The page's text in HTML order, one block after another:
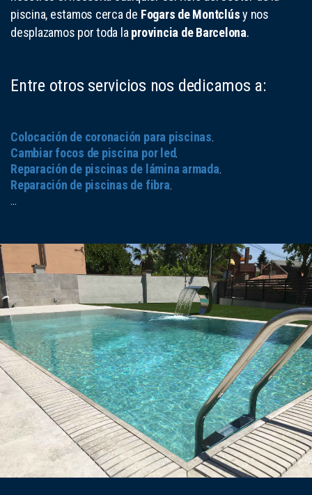
piscina, estamos cerca de Fogars de Montclúsy nos
desplazamos por toda la provincia de Barcelona.
Entre otros servicios nos dedicamos a:
Colocación de coronación para piscinas.
Cambiar focos de piscina por led.
Reparación de piscinas de lámina armada.
Reparación de piscinas de fibra.
...